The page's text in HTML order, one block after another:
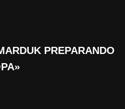
PREPARANDO